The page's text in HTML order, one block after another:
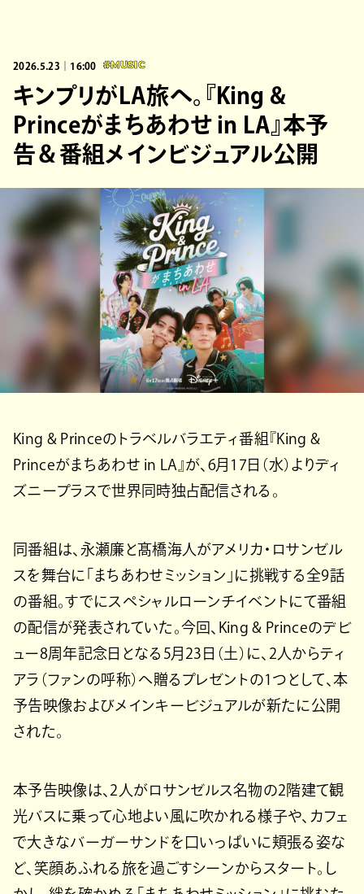
2026.5.23｜16:00 #MUSIC
キンプリがLA旅へ。『King &
Princeがまちあわせ in LA』本予
告＆番組メインビジュアル公開
King & Princeのトラベルバラエティ番組『King &
Princeがまちあわせ in LA』が、6月17日（水）よりディ
ズニープラスで世界同時独占配信される。
同番組は、永瀬廉と髙橋海人がアメリカ・ロサンゼル
スを舞台に「まちあわせミッション」に挑戦する全9話
の番組。すでにスペシャルローンチイベントにて番組
の配信が発表されていた。今回、King & Princeのデビ
ュー8周年記念日となる5月23日（土）に、2人からティ
アラ（ファンの呼称）へ贈るプレゼントの1つとして、本
予告映像およびメインキービジュアルが新たに公開
された。
本予告映像は、2人がロサンゼルス名物の2階建て観
光バスに乗って心地よい風に吹かれる様子や、カフェ
で大きなバーガーサンドを口いっぱいに頬張る姿な
ど、笑顔あふれる旅を過ごすシーンからスタート。し